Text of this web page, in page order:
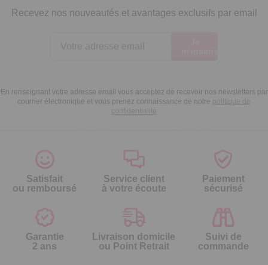
Recevez nos nouveautés et avantages exclusifs par email
En renseignant votre adresse email vous acceptez de recevoir nos newsletters par
courrier électronique et vous prenez connaissance de notre politique de
confidentialité
Satisfait
ou remboursé
Service client
à votre écoute
Paiement
sécurisé
Garantie
2 ans
Livraison domicile
ou Point Retrait
Suivi de
commande